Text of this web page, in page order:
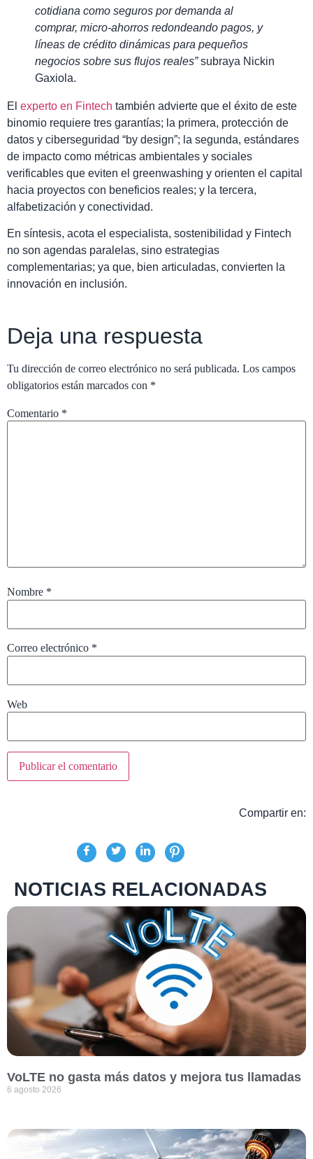
cotidiana como seguros por demanda al
comprar, micro-ahorros redondeando pagos, y
líneas de crédito dinámicas para pequeños
negocios sobre sus flujos reales”subraya Nickin
Gaxiola.
El experto en Fintech también advierte que el éxito de este
binomio requiere tres garantías; la primera, protección de
datos y ciberseguridad “by design”; la segunda, estándares
de impacto como métricas ambientales y sociales
verificables que eviten el greenwashing y orienten el capital
hacia proyectos con beneficios reales; y la tercera,
alfabetización y conectividad.
En síntesis, acota el especialista, sostenibilidad y Fintech
no son agendas paralelas, sino estrategias
complementarias; ya que, bien articuladas, convierten la
innovación en inclusión.
Deja una respuesta
Tu dirección de correo electrónico no será publicada. Los campos
obligatorios están marcados con *
Comentario *
Nombre *
Correo electrónico *
Web
Compartir en:
NOTICIAS RELACIONADAS
VoLTE no gasta más datos y mejora tus llamadas
6 agosto 2026